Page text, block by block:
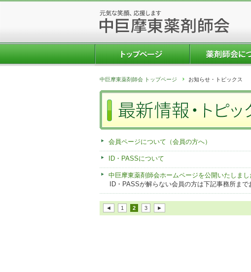
中巨摩東薬剤師会 トップページ お知らせ・トピックス
会員ページについて（会員の方へ）
ID・PASSについて
中巨摩東薬剤師会ホームページを公開いたしまし
ID・PASSが解らない会員の方は下記事務所まで
◄ 1 2 3 ►